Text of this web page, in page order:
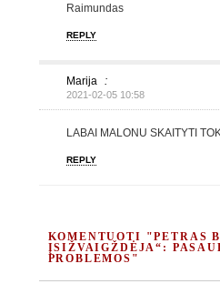
Raimundas
REPLY
Marija :
2021-02-05 10:58
LABAI MALONU SKAITYTI
REPLY
KOMENTUOTI "PETRAS
ĮSIŽVAIGŽDĖJA“:
PROBLEMOS"